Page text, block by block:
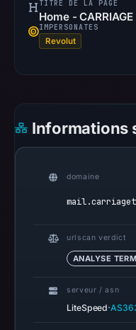
TITRE DE LA PAGE
Home -
IMPERSONATES
Revolut
Informations
domaine
urlscan verdict
ANALYSE
serveur / asn
LiteSpeed·